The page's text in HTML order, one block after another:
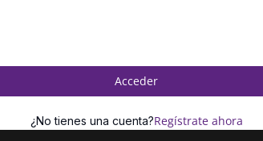
Acceder
¿No tienes una cuenta?Regístrate ahora